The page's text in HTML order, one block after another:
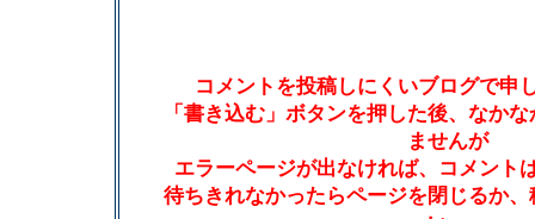
コメントを投稿しにくいブログで申
「書き込む」ボタンを押した後、なか
ませんが
エラーページが出なければ、コメント
待ちきれなかったらページを閉じるか